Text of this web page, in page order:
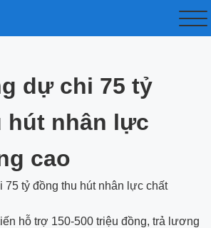
dự chi 75 tỷ
hút nhân lực
cao
hỗ trợ 150-500 triệu đồng, trả lương